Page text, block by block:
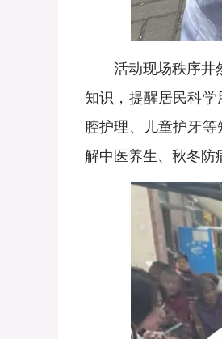
活动现场秩序井然
知识，提醒居民科
腔护理、儿童护牙
解中医养生、秋冬防